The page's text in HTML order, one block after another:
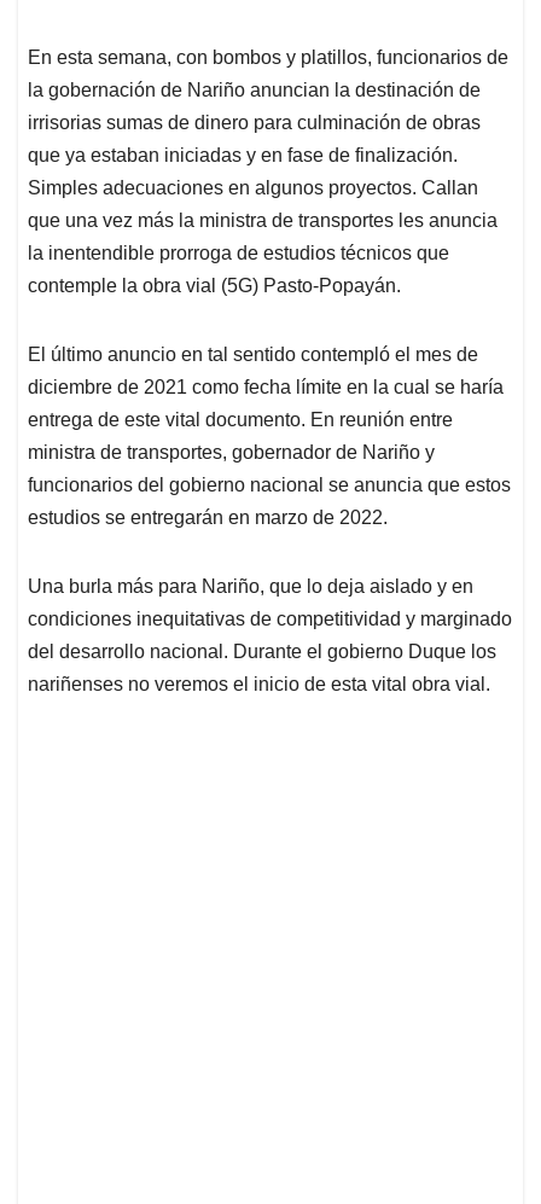
En esta semana, con bombos y platillos, funcionarios de
la gobernación de Nariño anuncian la destinación de
irrisorias sumas de dinero para culminación de obras
que ya estaban iniciadas y en fase de finalización.
Simples adecuaciones en algunos proyectos. Callan
que una vez más la ministra de transportes les anuncia
la inentendible prorroga de estudios técnicos que
contemple la obra vial (5G) Pasto-Popayán.
El último anuncio en tal sentido contempló el mes de
diciembre de 2021 como fecha límite en la cual se haría
entrega de este vital documento. En reunión entre
ministra de transportes, gobernador de Nariño y
funcionarios del gobierno nacional se anuncia que estos
estudios se entregarán en marzo de 2022.
Una burla más para Nariño, que lo deja aislado y en
condiciones inequitativas de competitividad y marginado
del desarrollo nacional. Durante el gobierno Duque los
nariñenses no veremos el inicio de esta vital obra vial.